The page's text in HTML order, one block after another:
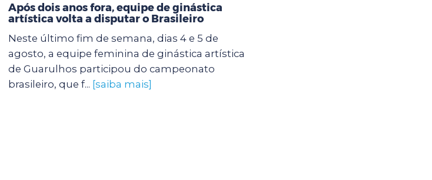
Após dois anos fora, equipe de ginástica
artística volta a disputar o Brasileiro
Neste último fim de semana, dias 4 e 5 de
agosto, a equipe feminina de ginástica artística
de Guarulhos participou do campeonato
brasileiro, que f... [saiba mais]